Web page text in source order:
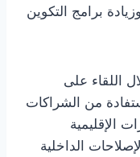
برامج التكوين
اللقاء على
من الشراكات
الإقليمية
الداخلية